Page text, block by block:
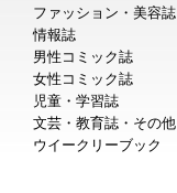
ファッション・美容誌
情報誌
男性コミック誌
女性コミック誌
児童・学習誌
文芸・教育誌・その他
ウイークリーブック